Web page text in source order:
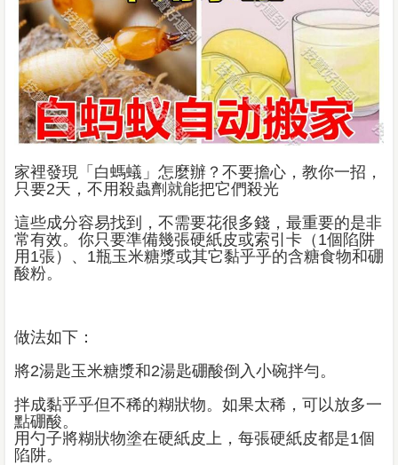
家裡發現「白螞蟻」怎麼辦？不要擔心，教你一招，
只要2天，不用殺蟲劑就能把它們殺光
這些成分容易找到，不需要花很多錢，最重要的是非
常有效。你只要準備幾張硬紙皮或索引卡（1個陷阱
用1張）、1瓶玉米糖漿或其它黏乎乎的含糖食物和硼
酸粉。
做法如下：
將2湯匙玉米糖漿和2湯匙硼酸倒入小碗拌勻。
拌成黏乎乎但不稀的糊狀物。如果太稀，可以放多一
點硼酸。
用勺子將糊狀物塗在硬紙皮上，每張硬紙皮都是1個
陷阱。